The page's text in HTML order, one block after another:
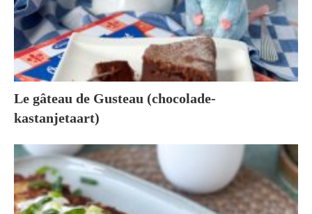
Le gâteau de Gusteau (chocolade-
kastanjetaart)